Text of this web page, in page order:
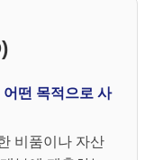
떤 목적으로 사
비품이나 자산